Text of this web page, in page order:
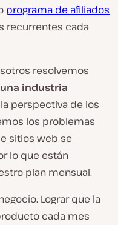
programa de afiliados
recurrentes cada
resolvemos
industria
perspectiva de los
los problemas
sitios web se
lo que están
plan mensual.
Lograr que la
cada mes